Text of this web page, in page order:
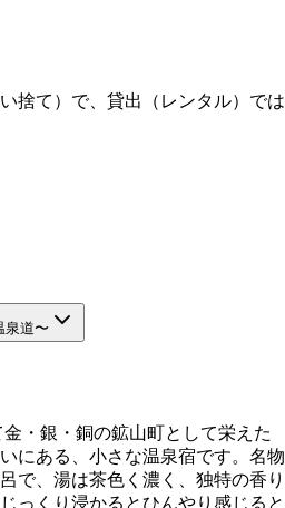
捨て）で、貸出（レンタル）では
泉道〜
・銀・銅の鉱山町として栄えた
にある、小さな温泉宿です。名物
で、湯は茶色く濃く、独特の香り
っくり浸かるとひんやり感じると